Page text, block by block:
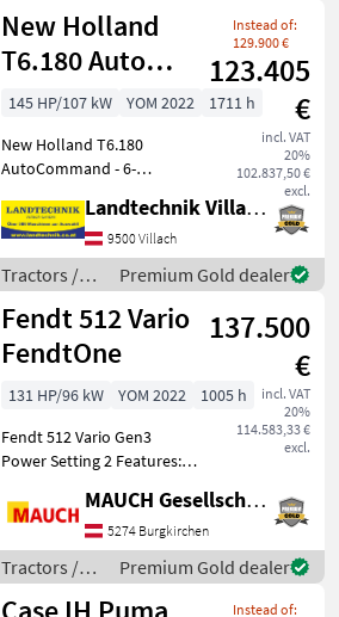
Steyr
New Holland
T6.180 Auto
Command
SideWinder II
(Stage V)
Instead of:
129.900 €
123.405
€
incl. VAT
20%
102.837,50 €
excl.
145 HP/107 kW YOM 2022
1711 h
New Holland T6.180
AutoCommand - 6-
Getriebevorwärmer, mit
Motorstaubremse, 50 km/h
AutoCommand Getriebe
mit aktiver
Stillstandsregelung,
gefedert
Landtechnik Villach GmbH
9500 Villach
Tractors /
New Holland
Premium Gold dealer
Fendt 512 Vario
FendtOne
137.500
€
incl. VAT
20%
114.583,33 €
excl.
131 HP/96 kW YOM 2022
1005 h
Fendt 512 Vario Gen3
Power Setting 2 Features: -
position/relief - 4 double-
acting rear control valves
(DUDK) - 110-liter hydraulic
pump - Power
MAUCH Gesellschaft m.b.H. & Co.KG
5274 Burgkirchen
Tractors /
Fendt
Premium Gold dealer
Instead of: